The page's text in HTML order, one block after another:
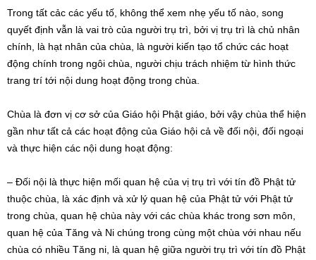
Trong tất cảc các yếu tố, không thể xem nhẹ yếu tố nào, song
quyết định vẫn là vai trò của người trụ trì, bởi vị trụ trì là chủ nhân
chính, là hạt nhân của chùa, là người kiến tạo tổ chức các hoạt
động chính trong ngôi chùa, người chịu trách nhiệm từ hình thức
trang trí tới nội dung hoạt động trong chùa.
Chùa là đơn vị cơ sở của Giáo hội Phật giáo, bởi vậy chùa thể hiện
gần như tất cả các hoạt động của Giáo hội cả về đối nội, đối ngoại
và thực hiện các nội dung hoạt động:
– Đối nội là thực hiện mối quan hệ của vị trụ trì với tín đồ Phật tử
thuộc chùa, là xác định và xử lý quan hệ của Phật tử với Phật tử
trong chùa, quan hệ chùa này với các chùa khác trong sơn môn,
quan hệ của Tăng và Ni chúng trong cùng một chùa với nhau nếu
chùa có nhiều Tăng ni, là quan hệ giữa người trụ trì với tín đồ Phật